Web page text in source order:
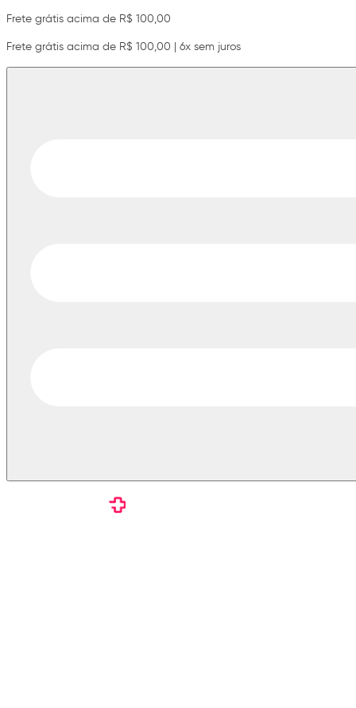
Frete grátis acima de R$ 100,00
Frete grátis acima de R$ 100,00 | 6x sem juros